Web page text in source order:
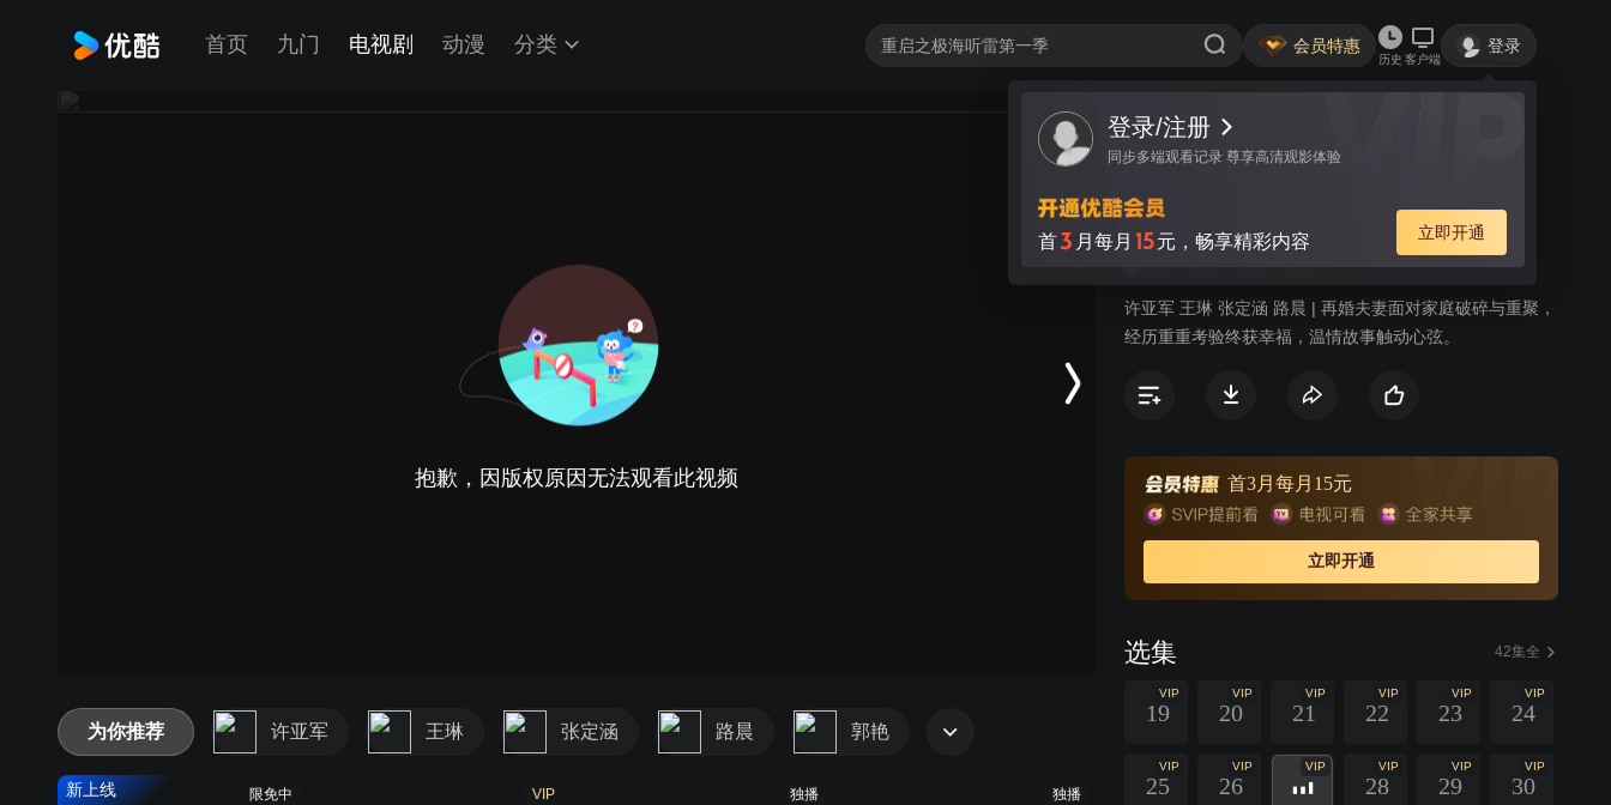
首页 九门 电视剧 动漫 分类 会员特惠
历史 客户端
登录
登录/注册
同步多端观看记录 尊享高清观影体验
首3 月每月 15元，畅享精彩内容 立即开通
抱歉，因版权原因无法观看此视频
视频 讨论
小重逢
家庭 剧情
许亚军 王琳 张定涵 路晨 | 再婚夫妻面对家庭破碎与重聚，
经历重重考验终获幸福，温情故事触动心弦。
首3月每月15元
立即开通
选集 42集全
VIP
19
VIP
20
VIP
21
VIP
22
VIP
23
VIP
24
VIP
25
VIP
26
VIP VIP
28
VIP
29
VIP
30
为你推荐 许亚军 王琳 张定涵 路晨 郭艳
限免中
新上线 VIP 独播 独播